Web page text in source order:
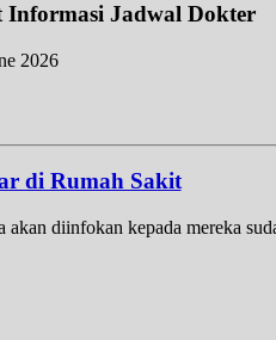
Informasi Jadwal Dokter
2026
di Rumah Sakit
diinfokan kepada mereka